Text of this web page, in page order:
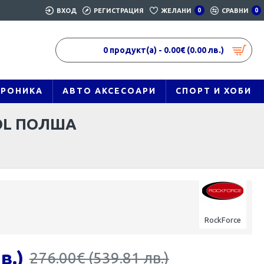
ВХОД РЕГИСТРАЦИЯ ЖЕЛАНИ 0 СРАВНИ 0
0 продукт(а) - 0.00€ (0.00 лв.)
АВТО АКСЕСОАРИ СПОРТ И ХОБИ
ПОЛША
RockForce
276.00€ (539.81 лв.)